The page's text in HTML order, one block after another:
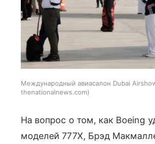
Международный авиасалон Dubai
thenationalnews.com
На вопрос о том, как Boeing
моделей 777X, Брэд